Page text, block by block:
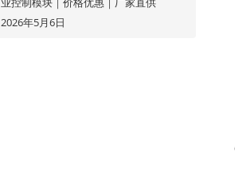
2026年5月6日